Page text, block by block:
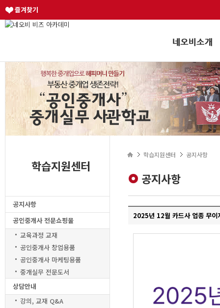
즐겨찾기
학습지원센터
공지사항
공인중개사 전문쇼핑물
교육과정 교재
공인중개사 창업용품
공인중개사 마케팅용품
중개실무 전문도서
상담안내
강의, 교재 Q&A
학습지원센터 공지사항
공지사항
2025년 12월 카드사 업종 무이